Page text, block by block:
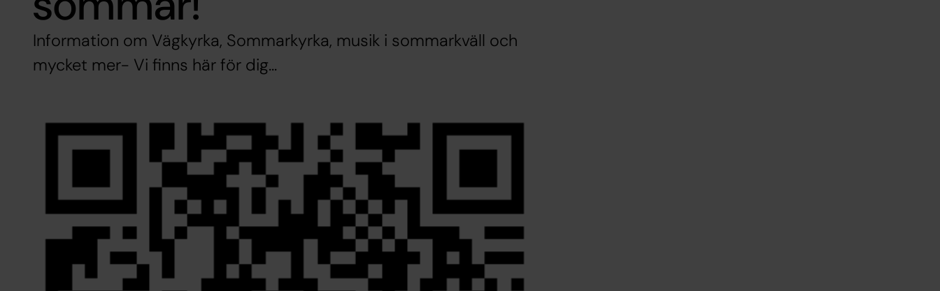
Information om Vägkyrka, Sommarkyrka, musik i sommarkväll och
mycket mer- Vi finns här för dig...